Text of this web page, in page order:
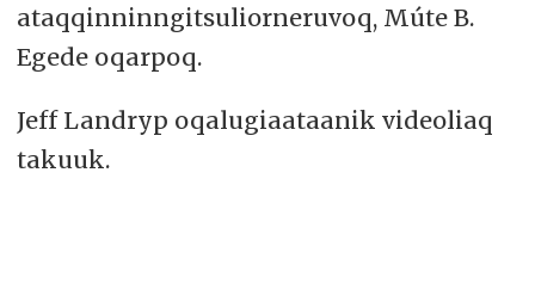
ataqqinninngitsuliorneruvoq, Múte B.
Egede oqarpoq.
Jeff Landryp oqalugiaataanik videoliaq
takuuk.